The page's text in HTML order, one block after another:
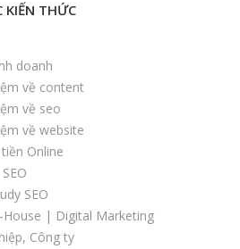
KIẾN THỨC
doanh
về content
về seo
về website
Online
SEO
| Digital Marketing
Công ty